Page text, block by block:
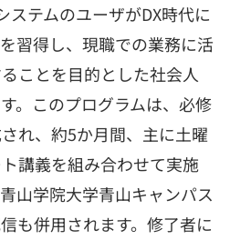
ステムのユーザがDX時代に
習得し、現職での業務に活
ことを目的とした社会人
。このプログラムは、必修
れ、約5か月間、主に土曜
講義を組み合わせて実施
山学院大学青山キャンパス
も併用されます。修了者に